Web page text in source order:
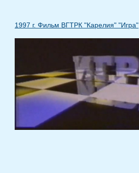
1997 г. Фильм ВГТРК "Карелия" "Игра"